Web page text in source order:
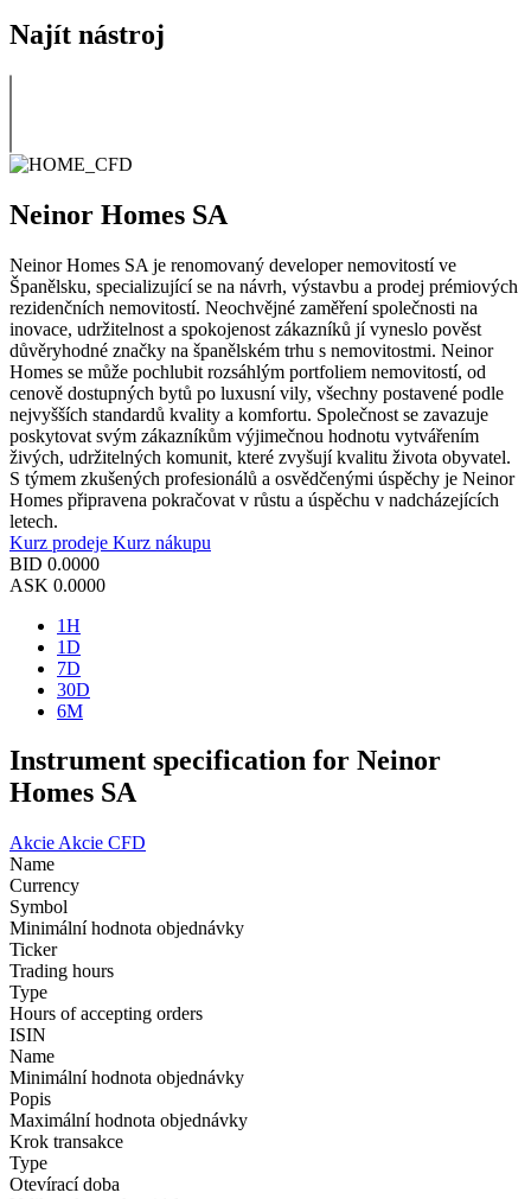
Najít nástroj
Neinor Homes SA
Neinor Homes SA je renomovaný developer nemovitostí ve
Španělsku, specializující se na návrh, výstavbu a prodej prémiových
rezidenčních nemovitostí. Neochvějné zaměření společnosti na
inovace, udržitelnost a spokojenost zákazníků jí vyneslo pověst
důvěryhodné značky na španělském trhu s nemovitostmi. Neinor
Homes se může pochlubit rozsáhlým portfoliem nemovitostí, od
cenově dostupných bytů po luxusní vily, všechny postavené podle
nejvyšších standardů kvality a komfortu. Společnost se zavazuje
poskytovat svým zákazníkům výjimečnou hodnotu vytvářením
živých, udržitelných komunit, které zvyšují kvalitu života obyvatel.
S týmem zkušených profesionálů a osvědčenými úspěchy je Neinor
Homes připravena pokračovat v růstu a úspěchu v nadcházejících
letech.
Kurz prodeje Kurz nákupu
BID 0.0000
ASK 0.0000
1H
1D
7D
30D
6M
Instrument specification for Neinor
Homes SA
Akcie Akcie CFD
Name
Currency
Symbol
Minimální hodnota objednávky
Ticker
Trading hours
Type
Hours of accepting orders
ISIN
Name
Minimální hodnota objednávky
Popis
Maximální hodnota objednávky
Krok transakce
Type
Otevírací doba